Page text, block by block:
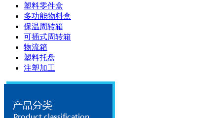
塑料零件盒
多功能物料盒
保温周转箱
可插式周转箱
物流箱
塑料托盘
注塑加工